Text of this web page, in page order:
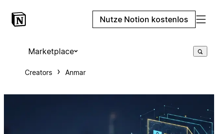
Nutze Notion kostenlos
Marketplace
Creators Anmar